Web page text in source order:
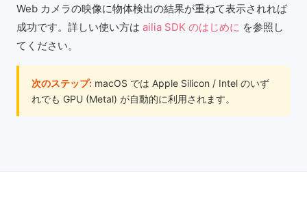
Web カメラの映像に物体検出の結果が重ねて表示されれば
成功です。詳しい使い方は ailia SDK のはじめに を参照し
てください。
次のステップ: macOS では Apple Silicon / Intel のいず
れでも GPU (Metal) が自動的に利用されます。